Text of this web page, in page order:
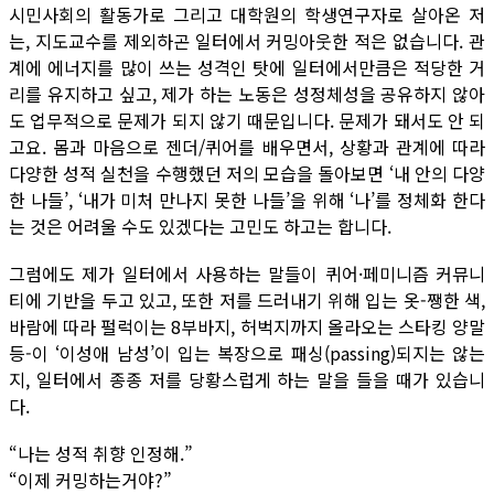
시민사회의 활동가로 그리고 대학원의 학생연구자로 살아온 저
는, 지도교수를 제외하곤 일터에서 커밍아웃한 적은 없습니다. 관
계에 에너지를 많이 쓰는 성격인 탓에 일터에서만큼은 적당한 거
리를 유지하고 싶고, 제가 하는 노동은 성정체성을 공유하지 않아
도 업무적으로 문제가 되지 않기 때문입니다. 문제가 돼서도 안 되
고요. 몸과 마음으로 젠더/퀴어를 배우면서, 상황과 관계에 따라
다양한 성적 실천을 수행했던 저의 모습을 돌아보면 ‘내 안의 다양
한 나들’, ‘내가 미처 만나지 못한 나들’을 위해 ‘나’를 정체화 한다
는 것은 어려울 수도 있겠다는 고민도 하고는 합니다.
그럼에도 제가 일터에서 사용하는 말들이 퀴어·페미니즘 커뮤니
티에 기반을 두고 있고, 또한 저를 드러내기 위해 입는 옷-쨍한 색,
바람에 따라 펄럭이는 8부바지, 허벅지까지 올라오는 스타킹 양말
등-이 ‘이성애 남성’이 입는 복장으로 패싱(passing)되지는 않는
지, 일터에서 종종 저를 당황스럽게 하는 말을 들을 때가 있습니
다.
“나는 성적 취향 인정해.”
“이제 커밍하는거야?”